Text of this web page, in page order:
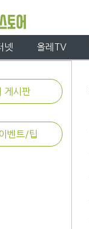
넷 올레TV
게시판
벤트/팁